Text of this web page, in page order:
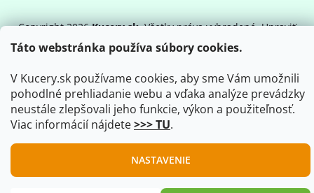
Táto webstránka používa súbory cookies.
V Kucery.sk používame cookies, aby sme Vám umožnili
pohodlné prehliadanie webu a vďaka analýze prevádzky
neustále zlepšovali jeho funkcie, výkon a použiteľnosť.
Viac informácií nájdete>>> TU.
NASTAVENIE
Copyright 2026Kucery.sk. Všetky práva vyhradené.Upraviť
nastavenie cookies